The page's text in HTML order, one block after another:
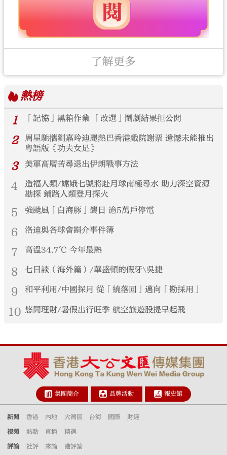
了解更多
熱榜
1
「記協」黑箱作業 「改選」鬧劇結果拒公開
2
周星馳攜劉嘉玲迪麗熱巴香港戲院謝票 遺憾未能推出
粵語版《功夫女足》
3 美軍高層苦尋退出伊朗戰事方法
4
造福人類/嫦娥七號將赴月球南極尋水 助力深空資源
勘探 鋪路人類登月探火
5 強颱風「白海豚」襲日 逾5萬戶停電
6 洛迪與各球會斟介事件簿
7 高溫34.7℃ 今年最熱
8 七日談（海外篇）/華盛頓的假牙\吳捷
9 和平利用/中國探月 從「繞落回」邁向「勘採用」
10 悠閒理財/暑假出行旺季 航空旅遊股提早起飛
集團簡介 品牌活動 報史館
新聞 香港 內地 大灣區 台海 國際 財經
視頻 熱點 直播 精選
評論 社評 來論 港評論